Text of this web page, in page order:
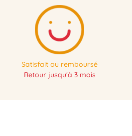
Satisfait ou remboursé
Retour jusqu'à 3 mois